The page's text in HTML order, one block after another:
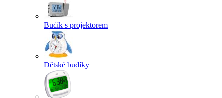
Budík s projektorem
Dětské budíky